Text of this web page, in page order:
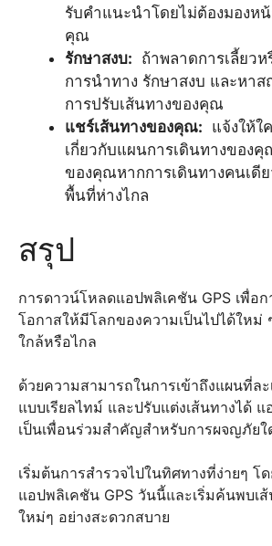
รับคำแนะนำโดยไม่ต้องมองห
คุณ
รักษาสงบ: ถ้าพลาดการเลี้ยว
การนำทาง รักษาสงบ และหา
การปรับเส้นทางของคุณ
แชร์เส้นทางของคุณ: แจ้งให้ใ
เกี่ยวกับแผนการเดินทางของ
ของคุณหากการเดินทางคนเดี
พื้นที่ห่างไกล
สรุป
การดาวน์โหลดแอปพลิเคชัน GPS เพื่อก
โอกาสให้มีโลกของความเป็นไปได้ใหม่
ใกล้หรือไกล
ด้วยความสามารถในการเข้าถึงแผนที่ล
แบบเรียลไทม์ และปรับแต่งเส้นทางได้ แ
เป็นเพื่อนร่วมสำคัญสำหรับการผจญภัยใ
เริ่มต้นการสำรวจไปในทิศทางที่ง่ายๆ โ
แอปพลิเคชัน GPS วันนี้และเริ่มค้นพบเ
ใหม่ๆ อย่างสะดวกสบาย